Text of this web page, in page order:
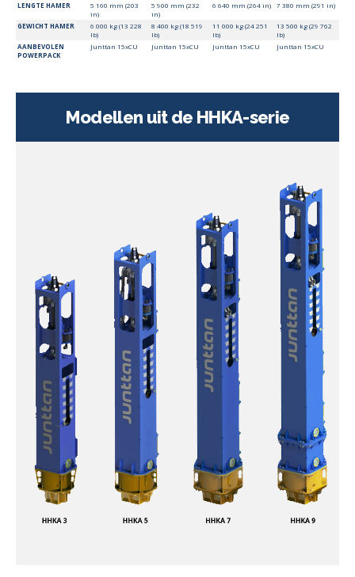
LENGTE HAMER
5 160 mm (203
in)
5 900 mm (232
in)
6 640 mm (264 in) 7 380 mm (291 in)
GEWICHT HAMER
6 000 kg (13 228
lb)
8 400 kg (18 519
lb)
11 000 kg (24 251
lb)
13 500 kg (29 762
lb)
AANBEVOLEN
POWERPACK
Junttan 15xCU Junttan 15xCU Junttan 15xCU Junttan 15xCU
Modellen uit de HHKA-serie